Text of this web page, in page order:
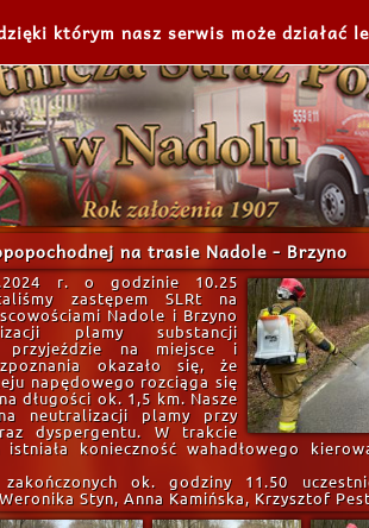
na trasie Nadole - Brzyno
r. o godzinie 10.25
zastępem SLRt na
Nadole i Brzyno
plamy substancji
przyjeździe na miejsce i
okazało się, że
napędowego rozciąga się
długości ok. 1,5 km. Nasze
neutralizacji plamy przy
dyspergentu. W trakcie
istniała konieczność wahadłowego
zakończonych ok. godziny 11.50
Styn, Anna Kamińska, Krzysztof
którym nasz serwis może działać